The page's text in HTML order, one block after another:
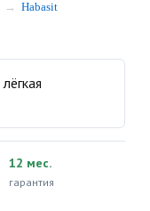
Habasit
12 мес.
гарантия